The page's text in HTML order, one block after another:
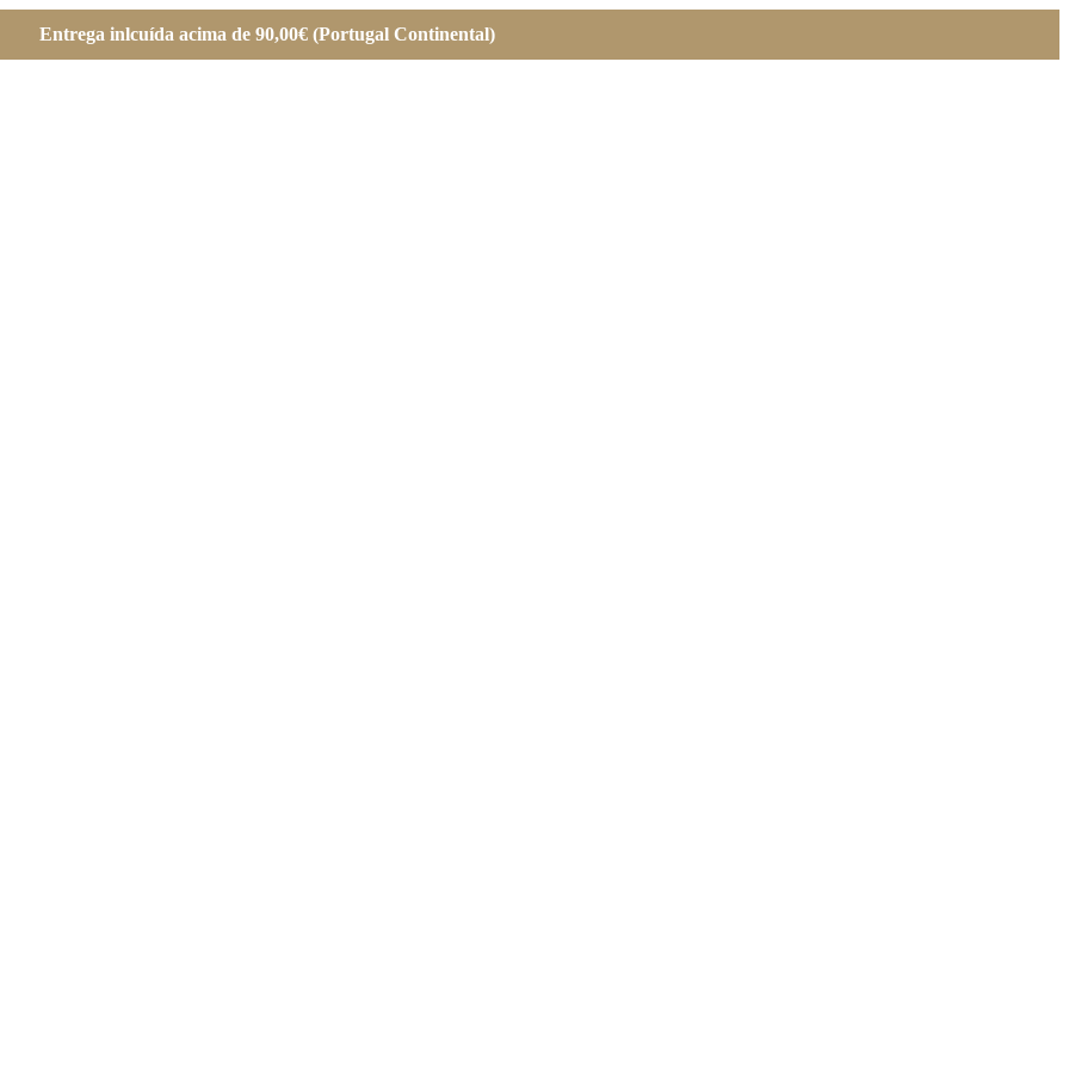
Entrega inlcuída acima de 90,00€ (Portugal Continental)